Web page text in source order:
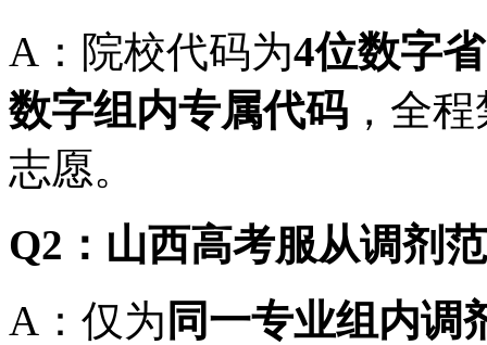
A：院校代码为4位数字
数字组内专属代码 ，全
志愿。
Q2：山西高考服从调剂
A：仅为 同一专业组内调